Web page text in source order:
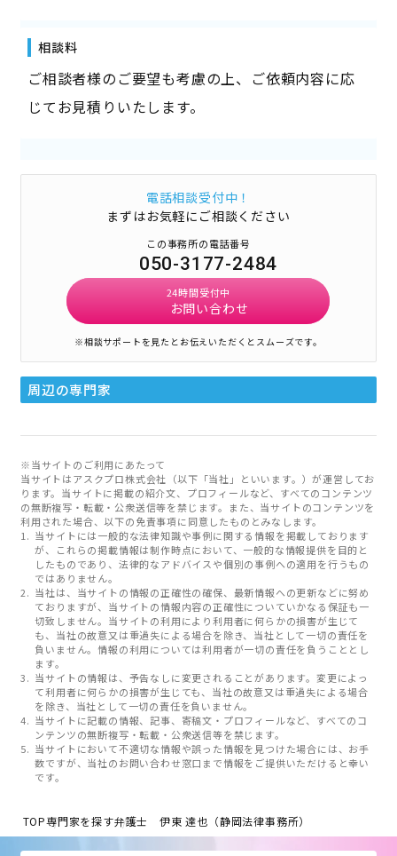
相談料
ご相談者様のご要望も考慮の上、ご依頼内容に応
じてお見積りいたします。
電話相談受付中！
まずはお気軽にご相談ください
この事務所の電話番号
050-3177-2484
24時間受付中
お問い合わせ
※相談サポートを見たとお伝えいただくとスムーズです。
周辺の専門家
※当サイトのご利用にあたって
当サイトはアスクプロ株式会社（以下「当社」といいます。）が運営してお
ります。当サイトに掲載の紹介文、プロフィールなど、すべてのコンテンツ
の無断複写・転載・公衆送信等を禁じます。また、当サイトのコンテンツを
利用された場合、以下の免責事項に同意したものとみなします。
当サイトには一般的な法律知識や事例に関する情報を掲載しております
が、これらの掲載情報は制作時点において、一般的な情報提供を目的と
したものであり、法律的なアドバイスや個別の事例への適用を行うもの
ではありません。
当社は、当サイトの情報の正確性の確保、最新情報への更新などに努め
ておりますが、当サイトの情報内容の正確性についていかなる保証も一
切致しません。当サイトの利用により利用者に何らかの損害が生じて
も、当社の故意又は重過失による場合を除き、当社として一切の責任を
負いません。情報の利用については利用者が一切の責任を負うこととし
ます。
当サイトの情報は、予告なしに変更されることがあります。変更によっ
て利用者に何らかの損害が生じても、当社の故意又は重過失による場合
を除き、当社として一切の責任を負いません。
当サイトに記載の情報、記事、寄稿文・プロフィールなど、すべてのコ
ンテンツの無断複写・転載・公衆送信等を禁じます。
当サイトにおいて不適切な情報や誤った情報を見つけた場合には、お手
数ですが、当社のお問い合わせ窓口まで情報をご提供いただけると幸い
です。
TOP専門家を探す弁護士 伊東 達也（静岡法律事務所）